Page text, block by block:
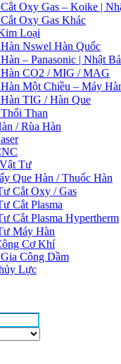
Oxy Gas – Koike |
Oxy Gas Khác
Loại
Nswel Hàn Quốc
– Panasonic | Nhật
CO2 / MIG / MAG
Một Chiều – Máy
TIG / Hàn Que
Than
/ Rùa Hàn
Tư
Que Hàn / Thuốc Hàn
Cắt Oxy / Gas
Cắt Plasma
Cắt Plasma Hypertherm
Máy Hàn
Cơ Khí
Công Dầm
Lực